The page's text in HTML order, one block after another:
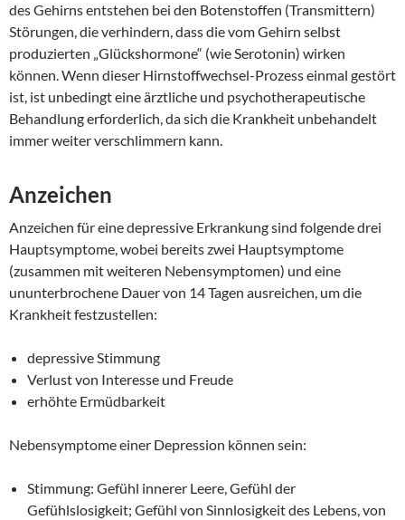
des Gehirns entstehen bei den Botenstoffen (Transmittern)
Störungen, die verhindern, dass die vom Gehirn selbst
produzierten „Glückshormone“ (wie Serotonin) wirken
können. Wenn dieser Hirnstoffwechsel-Prozess einmal gestört
ist, ist unbedingt eine ärztliche und psychotherapeutische
Behandlung erforderlich, da sich die Krankheit unbehandelt
immer weiter verschlimmern kann.
Anzeichen
Anzeichen für eine depressive Erkrankung sind folgende drei
Hauptsymptome, wobei bereits zwei Hauptsymptome
(zusammen mit weiteren Nebensymptomen) und eine
ununterbrochene Dauer von 14 Tagen ausreichen, um die
Krankheit festzustellen:
depressive Stimmung
Verlust von Interesse und Freude
erhöhte Ermüdbarkeit
Nebensymptome einer Depression können sein:
Stimmung: Gefühl innerer Leere, Gefühl der
Gefühlslosigkeit; Gefühl von Sinnlosigkeit des Lebens, von